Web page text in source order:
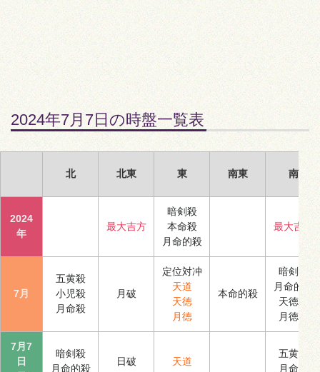
2024年7月7日の時盤一覧表
北 北東 東 南東 南
2024
年
最大吉方
暗剣殺
本命殺
月命的殺
最大吉方
7月
五黄殺
小児殺
月命殺
月破
定位対冲
天道
天徳
月徳
本命的殺
暗剣殺
月命的殺
天徳合
月徳合
7月7
日
暗剣殺
月命的殺
日破 天道
五黄殺
月命殺